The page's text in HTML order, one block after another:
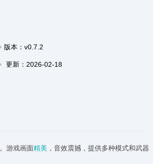
版本：v0.7.2
更新：2026-02-18
。游戏画面精美 ，音效震撼，提供多种模式和武器